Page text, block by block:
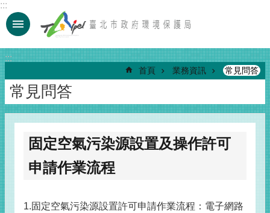
跳到主要內容區塊
:::
:::
首頁 業務資訊 常見問答
常見問答
固定空氣污染源設置及操作許可
申請作業流程
1.固定空氣污染源設置許可申請作業流程：電子網路